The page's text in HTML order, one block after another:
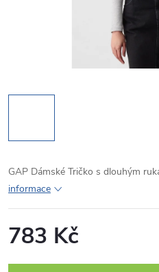
GAP Dámské Tričko s dlouhým
informace
783 Kč